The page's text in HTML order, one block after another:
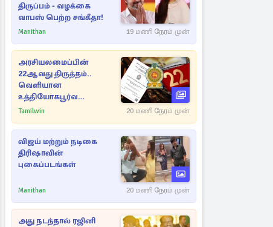
திருப்பம் - வழக்கை
வாபஸ் பெற்ற சங்கீதா!
Manithan 19 மணி நேரம் முன்
அரசியலமைப்பின்
22ஆவது திருத்தம்..
வெளியான
உத்தியோகபூர்வ
அறிவிப்பு!
Tamilwin 20 மணி நேரம் முன்
விஜய் மற்றும் நடிகை
திரிஷாவின்
புகைப்படங்கள்
Manithan 20 மணி நேரம் முன்
அது நடந்தால் ரஜினி